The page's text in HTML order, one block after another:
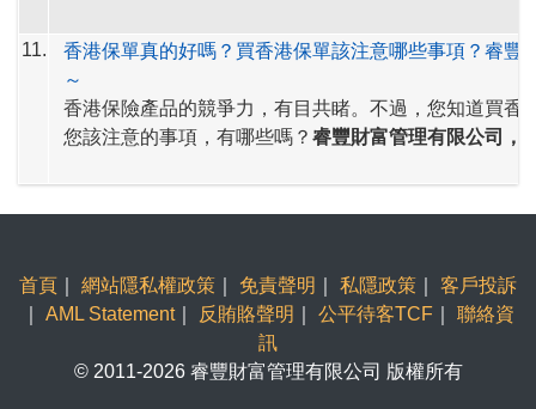
健康險，未來可能逐步減少，甚至「絕跡」。
100萬美元，核保簡易！請把握當下（投保年齡輕／身
新聞分享：https://ctee.com.tw/news/insurance/
11.
香港保單真的好嗎？買香港保單該注意哪些事項？睿豐
～
香港保險產品的競爭力，有目共睹。不過，您知道買香
您該注意的事項，有哪些嗎？ 睿豐財富管理有限公司，
1. 確認需求：香港保單也是理財工具，種類眾多。買香
應該先了解自身的理財需求。保障為主的危疾（重大疾
香港保單分紅收益好，產品附加設計可滿足各種理財需
保單前，一定要仔細盤算自己每年的繳費預算，以及繳
財務穩定性。
仔細閱讀產品官方說明書，保單條款。計
證欄位，非保證欄位，各涵括了什麼項目。不保事項有
首頁 網站隱私權政策 免責聲明 私隱政策
客戶投訴
AML Statement｜ 反賄賂聲明 公平待客TCF
聯絡資
訊
© 2011-2026 睿豐財富管理有限公司 版權所有